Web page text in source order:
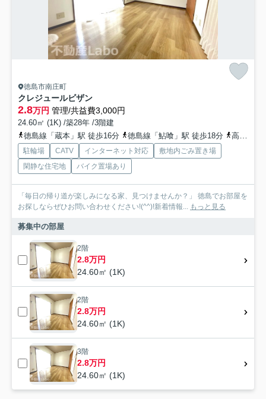
徳島市南庄町
クレジュールビザン
2.8万円 管理/共益費3,000円
24.60㎡ (1K) /築28年 /3階建
徳島線「蔵本」駅 徒歩16分
徳島線「鮎喰」駅 徒歩18分 高徳線「佐古」駅 徒歩41分
駐輪場 CATV インターネット対応
敷地内ごみ置き場
閑静な住宅地
バイク置場あり
「毎日の帰り道が楽しみになる家、見つけませんか？」 徳島でお部屋を
お探しならぜひお問い合わせください!(^^)!新着情報...
もっと見る
募集中の部屋
2階
2.8万円
24.60㎡ (1K)
2階
2.8万円
24.60㎡ (1K)
3階
2.8万円
24.60㎡ (1K)